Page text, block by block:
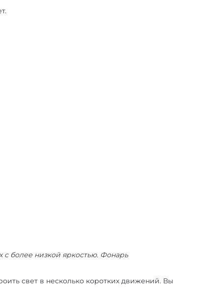
более низкой яркостью. Фонарь
свет в несколько коротких движений. Вы